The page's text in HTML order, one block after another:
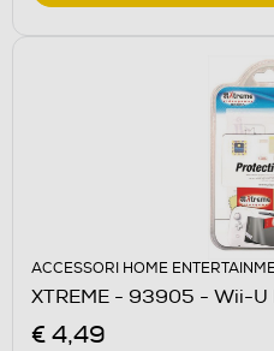
ACCESSORI HOME
XTREME - 93905 - Wii-U
€ 4,49